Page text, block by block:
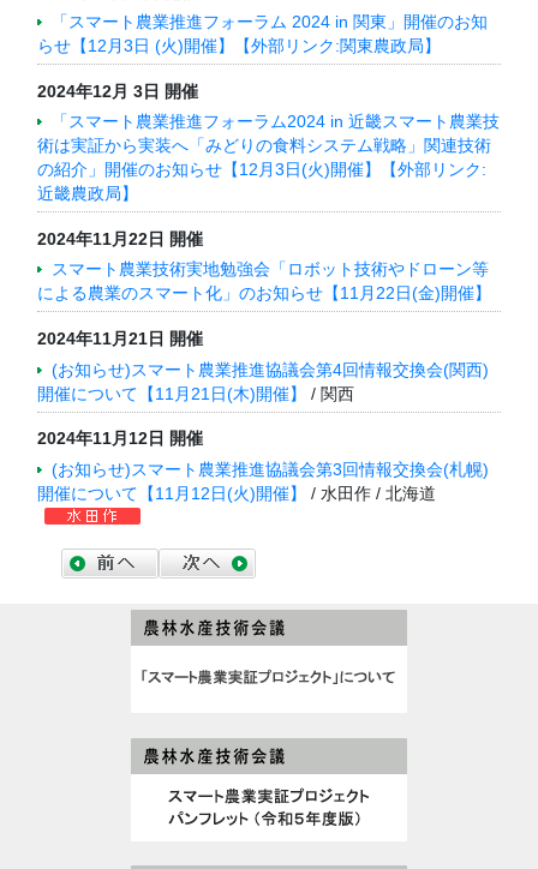
「スマート農業推進フォーラム 2024 in 関東」開催のお知
らせ【12月3日 (火)開催】【外部リンク:関東農政局】
2024年12月 3日 開催
「スマート農業推進フォーラム2024 in 近畿スマート農業技
術は実証から実装へ「みどりの食料システム戦略」関連技術
の紹介」開催のお知らせ【12月3日(火)開催】【外部リンク:
近畿農政局】
2024年11月22日 開催
スマート農業技術実地勉強会「ロボット技術やドローン等
による農業のスマート化」のお知らせ【11月22日(金)開催】
2024年11月21日 開催
(お知らせ)スマート農業推進協議会第4回情報交換会(関西)
開催について【11月21日(木)開催】/ 関西
2024年11月12日 開催
(お知らせ)スマート農業推進協議会第3回情報交換会(札幌)
開催について【11月12日(火)開催】
/ 水田作 / 北海道